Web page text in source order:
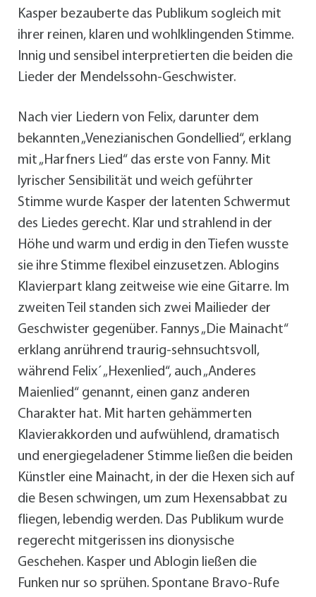
Kasper bezauberte das Publikum sogleich mit
ihrer reinen, klaren und wohlklingenden Stimme.
Innig und sensibel interpretierten die beiden die
Lieder der Mendelssohn-Geschwister.
Nach vier Liedern von Felix, darunter dem
bekannten „Venezianischen Gondellied“, erklang
mit „Harfners Lied“ das erste von Fanny. Mit
lyrischer Sensibilität und weich geführter
Stimme wurde Kasper der latenten Schwermut
des Liedes gerecht. Klar und strahlend in der
Höhe und warm und erdig in den Tiefen wusste
sie ihre Stimme flexibel einzusetzen. Ablogins
Klavierpart klang zeitweise wie eine Gitarre. Im
zweiten Teil standen sich zwei Mailieder der
Geschwister gegenüber. Fannys „Die Mainacht“
erklang anrührend traurig-sehnsuchtsvoll,
während Felix´ „Hexenlied“, auch „Anderes
Maienlied“ genannt, einen ganz anderen
Charakter hat. Mit harten gehämmerten
Klavierakkorden und aufwühlend, dramatisch
und energiegeladener Stimme ließen die beiden
Künstler eine Mainacht, in der die Hexen sich auf
die Besen schwingen, um zum Hexensabbat zu
fliegen, lebendig werden. Das Publikum wurde
regerecht mitgerissen ins dionysische
Geschehen. Kasper und Ablogin ließen die
Funken nur so sprühen. Spontane Bravo-Rufe